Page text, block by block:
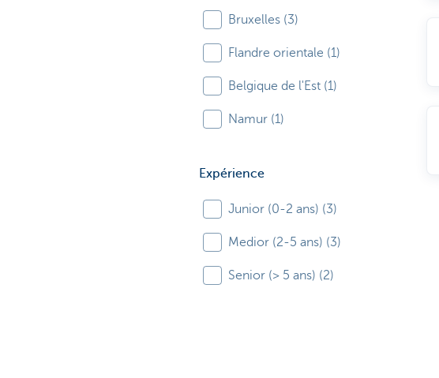
Bruxelles (3)
Flandre orientale (1)
Belgique de l'Est (1)
Namur (1)
Expérience
Junior (0-2 ans) (3)
Medior (2-5 ans) (3)
Senior (> 5 ans) (2)